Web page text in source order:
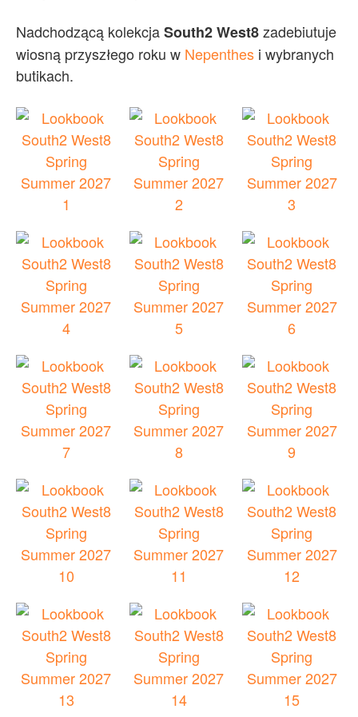
Nadchodzącą kolekcjaSouth2 West8zadebiutuje
wiosną przyszłego roku w Nepenthes i wybranych
butikach.